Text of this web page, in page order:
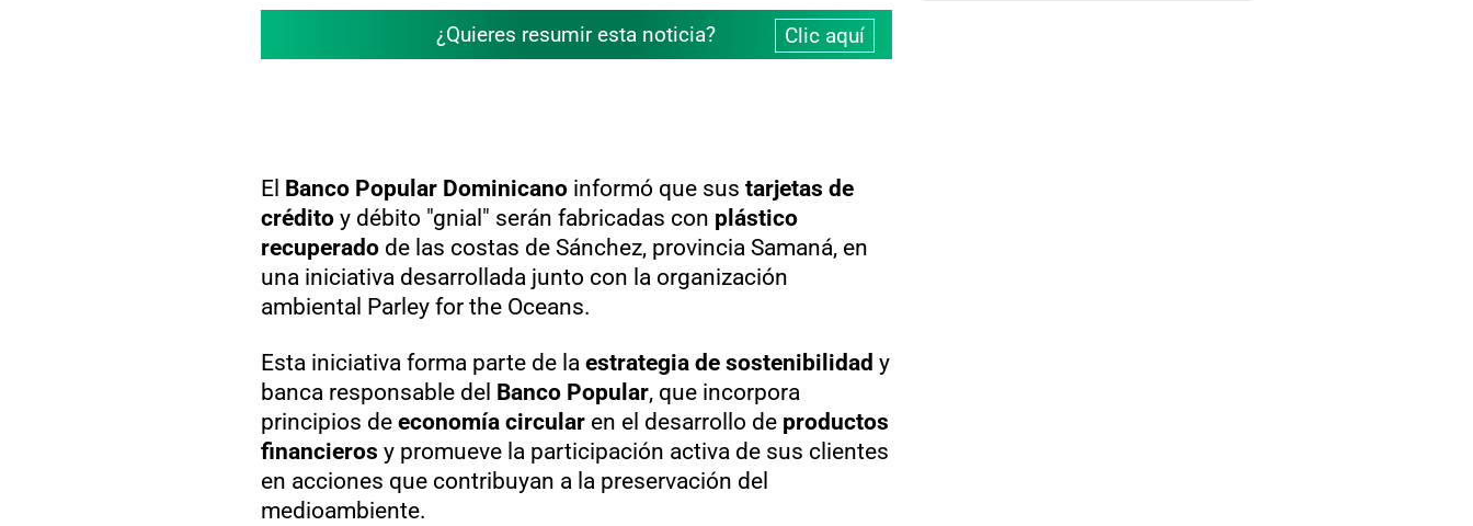
¿Quieres resumir esta noticia? Clic aquí
El Banco Popular Dominicanoinformó que sus tarjetas de
créditoy débito "gnial" serán fabricadas con plástico
recuperadode las costas de Sánchez, provincia Samaná, en
una iniciativa desarrollada junto con la organización
ambiental Parley for the Oceans.
Esta iniciativa forma parte de la estrategia de sostenibilidad y
banca responsable del Banco Popular, que incorpora
principios de economía circularen el desarrollo de productos
financieros y promueve la participación activa de sus clientes
en acciones que contribuyan a la preservación del
medioambiente.